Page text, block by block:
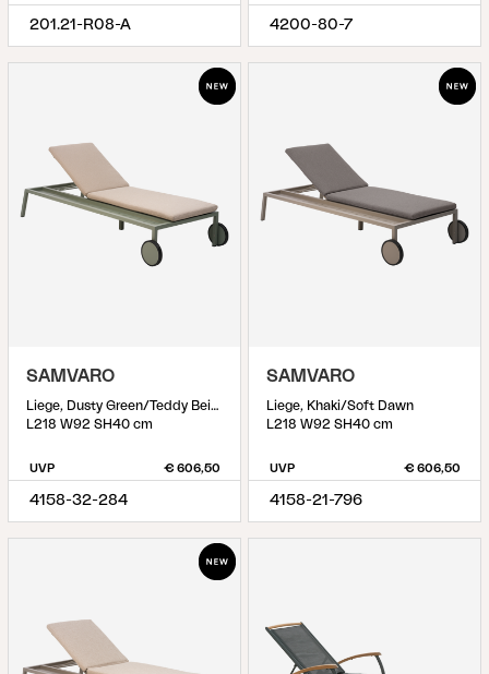
201.21-R08-A 4200-80-7
SAMVARO
Liege, Dusty Green/Teddy Beige
L218 W92 SH40 cm
UVP € 606,50
4158-32-284
SAMVARO
Liege, Khaki/Soft Dawn
L218 W92 SH40 cm
UVP € 606,50
4158-21-796